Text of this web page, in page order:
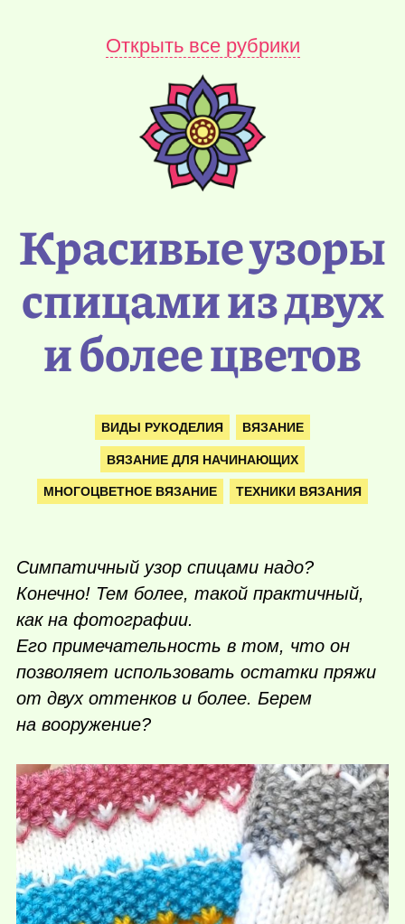
Открыть все рубрики
Красивые узоры
спицами из двух
и более цветов
ВИДЫ РУКОДЕЛИЯ ВЯЗАНИЕ
ВЯЗАНИЕ ДЛЯ НАЧИНАЮЩИХ
МНОГОЦВЕТНОЕ ВЯЗАНИЕ ТЕХНИКИ ВЯЗАНИЯ
Симпатичный узор спицами надо?
Конечно! Тем более, такой практичный,
как на фотографии.
Его примечательность в том, что он
позволяет использовать остатки пряжи
от двух оттенков и более. Берем
на вооружение?